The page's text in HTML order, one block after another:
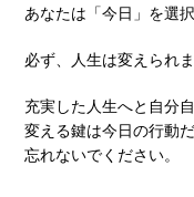
あなたは「今日」を選
必ず、人生は変えられま
充実した人生へと自分
変える鍵は今日の行動
忘れないでください。